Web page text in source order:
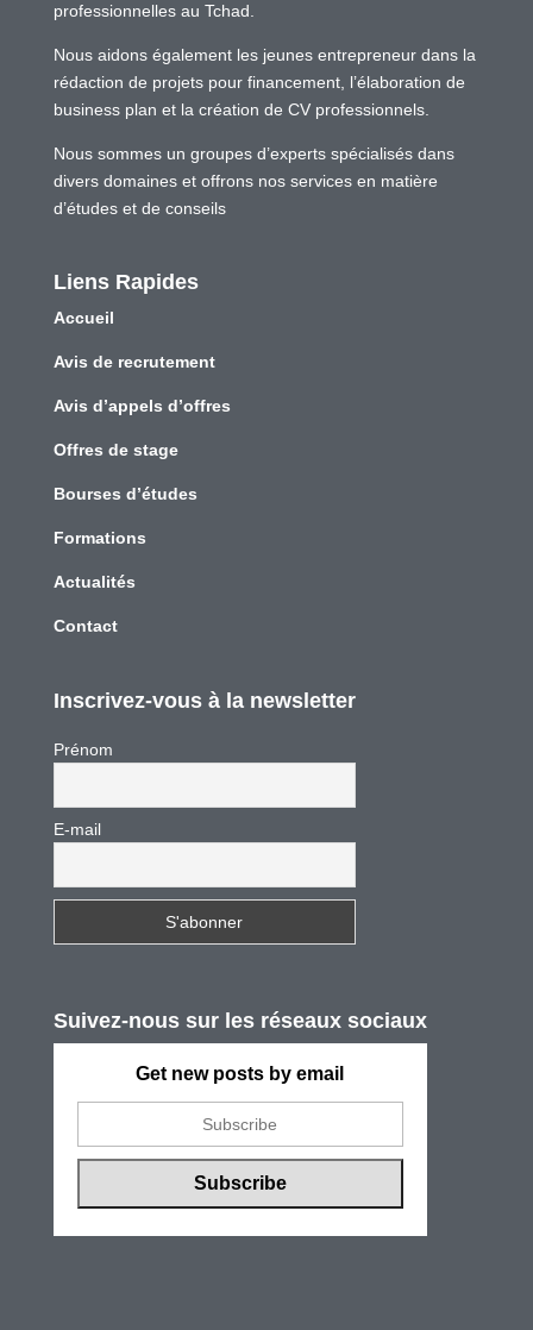
professionnelles au Tchad.
Nous aidons également les jeunes entrepreneur dans la
rédaction de projets pour financement, l’élaboration de
business plan et la création de CV professionnels.
Nous sommes un groupes d’experts spécialisés dans
divers domaines et offrons nos services en matière
d’études et de conseils
Liens Rapides
Accueil
Avis de recrutement
Avis d’appels d’offres
Offres de stage
Bourses d’études
Formations
Actualités
Contact
Inscrivez-vous à la newsletter
Prénom
E-mail
Suivez-nous sur les réseaux sociaux
Get new posts by email